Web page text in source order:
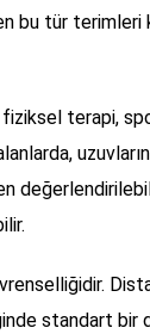
bu tür terimleri
terapi,
standart bir